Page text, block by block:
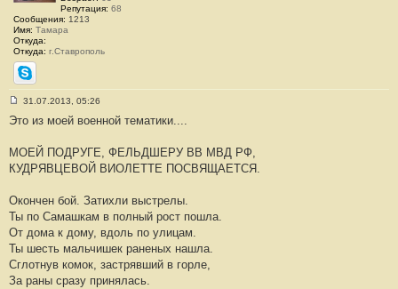
Репутация: 68
Сообщения: 1213
Имя: Тамара
Откуда:
Откуда: г.Ставрополь
Skype
о
щ
е
н
#
1
31.07.2013, 05:26
Это из моей военной тематики....
МОЕЙ ПОДРУГЕ, ФЕЛЬДШЕРУ ВВ МВД РФ,
КУДРЯВЦЕВОЙ ВИОЛЕТТЕ ПОСВЯЩАЕТСЯ.
Окончен бой. Затихли выстрелы.
Ты по Самашкам в полный рост пошла.
От дома к дому, вдоль по улицам.
Ты шесть мальчишек раненых нашла.
Сглотнув комок, застрявший в горле,
За раны сразу принялась.